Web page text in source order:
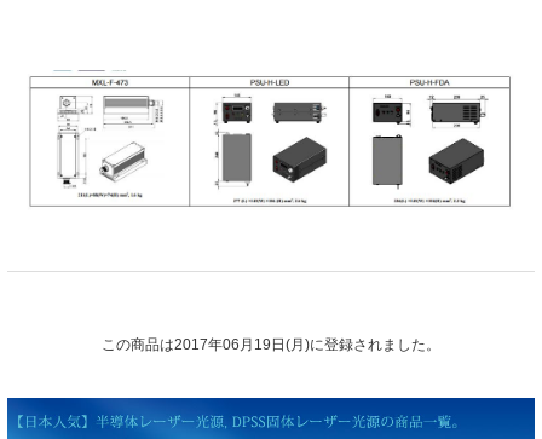
この商品は2017年06月19日(月)に登録されました。